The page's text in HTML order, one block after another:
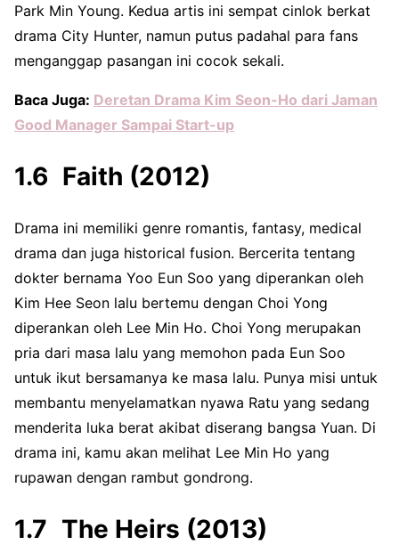
Park Min Young. Kedua artis ini sempat cinlok berkat
drama City Hunter, namun putus padahal para fans
menganggap pasangan ini cocok sekali.
Baca Juga: Deretan Drama Kim Seon-Ho dari Jaman
Good Manager Sampai Start-up
Faith (2012)
Drama ini memiliki genre romantis, fantasy, medical
drama dan juga historical fusion. Bercerita tentang
dokter bernama Yoo Eun Soo yang diperankan oleh
Kim Hee Seon lalu bertemu dengan Choi Yong
diperankan oleh Lee Min Ho. Choi Yong merupakan
pria dari masa lalu yang memohon pada Eun Soo
untuk ikut bersamanya ke masa lalu. Punya misi untuk
membantu menyelamatkan nyawa Ratu yang sedang
menderita luka berat akibat diserang bangsa Yuan. Di
drama ini, kamu akan melihat Lee Min Ho yang
rupawan dengan rambut gondrong.
The Heirs (2013)